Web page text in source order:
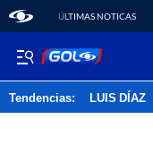
ÚLTIMAS NOTICAS
Tendencias: LUIS DÍAZ